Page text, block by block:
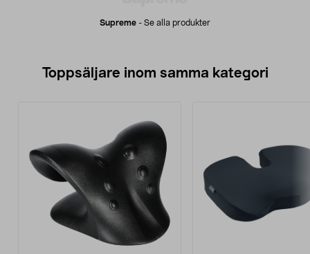
Supreme - Se alla produkter
Toppsäljare inom samma kategori